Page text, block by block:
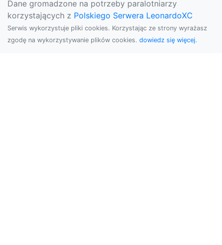
Dane gromadzone na potrzeby paralotniarzy
korzystających z Polskiego Serwera LeonardoXC
Serwis wykorzystuje pliki cookies. Korzystając ze strony wyrażasz
zgodę na wykorzystywanie plików cookies. dowiedz się więcej.